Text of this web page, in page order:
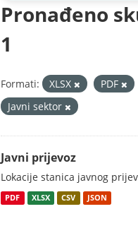
Pronađeno
1
Formati: XLSX PDF
Javni sektor
Javni prijevoz
Lokacije stanica javnog
PDF XLSX CSV JSON